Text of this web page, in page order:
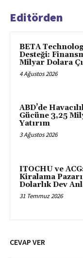
Editörden
BETA
Desteği:
Milyar Dolara
4 Ağustos 2026
ABD’de
Gücüne 3,25
Yatırım
3 Ağustos 2026
ITOCHU ve
Kiralama
Dolarlık Dev
31 Temmuz 2026
CEVAP VER